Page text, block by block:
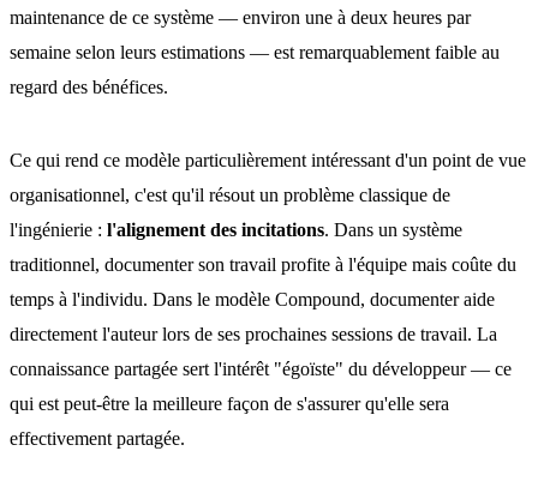
maintenance de ce système — environ une à deux heures par
semaine selon leurs estimations — est remarquablement faible au
regard des bénéfices.
Ce qui rend ce modèle particulièrement intéressant d'un point de vue
organisationnel, c'est qu'il résout un problème classique de
l'ingénierie : l'alignement des incitations. Dans un système
traditionnel, documenter son travail profite à l'équipe mais coûte du
temps à l'individu. Dans le modèle Compound, documenter aide
directement l'auteur lors de ses prochaines sessions de travail. La
connaissance partagée sert l'intérêt "égoïste" du développeur — ce
qui est peut-être la meilleure façon de s'assurer qu'elle sera
effectivement partagée.